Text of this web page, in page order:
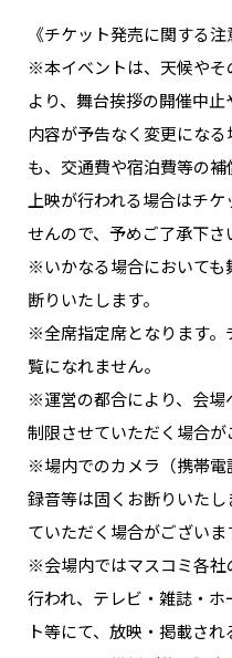
《チケット発売に関する注
※本イベントは、天候やそ
より、舞台挨拶の開催中
内容が予告なく変更にな
も、交通費や宿泊費等の
上映が行われる場合はチ
せんので、予めご了承下さ
※いかなる場合においても
断りいたします。
※全席指定席となります。
覧になれません。
※運営の都合により、会場
制限させていただく場合が
※場内でのカメラ（携帯電
録音等は固くお断りいた
ていただく場合がございま
※会場内ではマスコミ各
行われ、テレビ・雑誌・
ト等にて、放映・掲載さ